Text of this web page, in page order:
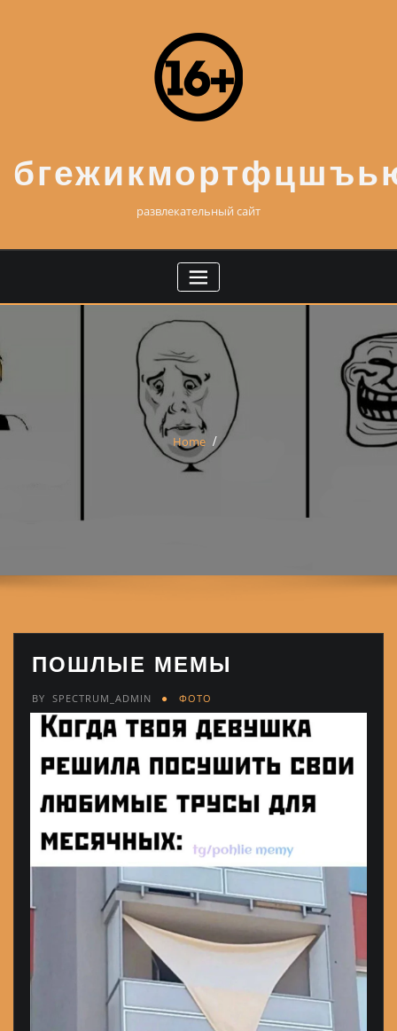
развлекательный сайт
Home
ПОШЛЫЕ МЕМЫ
BY SPECTRUM_ADMIN ФОТО